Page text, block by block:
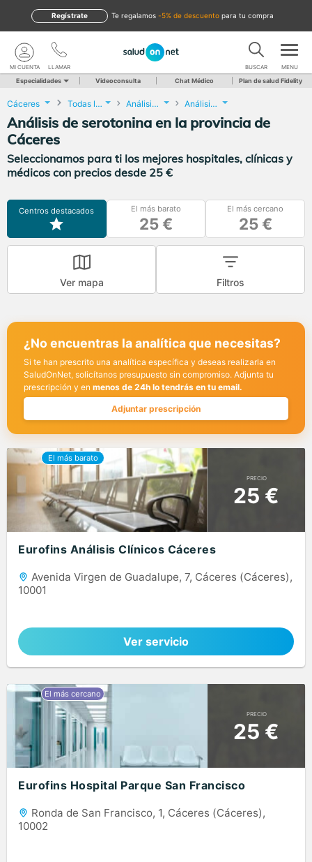
te regalamos -5% de descuento para tu compra
Regístrate
LLAMAR
MI CUENTA BUSCAR MENU
Especialidades Videoconsulta Chat Médico Plan de salud Fidelity
Cáceres Todas las localidades Análisis Clínicos Análisis de serotonina
Análisis de serotonina en la provincia de
Cáceres
Seleccionamos para ti los mejores hospitales, clínicas y
médicos con precios desde 25 €
Centros destacados El más barato
25 €
El más cercano
25 €
Ver mapa Filtros
¿No encuentras la analítica que necesitas?
Si te han prescrito una analítica específica y deseas realizarla en
SaludOnNet, solicítanos presupuesto sin compromiso. Adjunta tu
prescripción y en menos de 24h lo tendrás en tu email.
Adjuntar prescripción
PRECIO
25 €
Eurofins Análisis Clínicos Cáceres
Avenida Virgen de Guadalupe, 7, Cáceres (Cáceres),
10001
Ver servicio
PRECIO
25 €
Eurofins Hospital Parque San Francisco
Ronda de San Francisco, 1, Cáceres (Cáceres),
10002